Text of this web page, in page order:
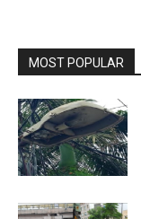
MOST POPULAR